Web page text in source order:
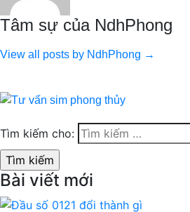
Tâm sự của NdhPhong
View all posts by NdhPhong →
Tìm kiếm cho:
Bài viết mới